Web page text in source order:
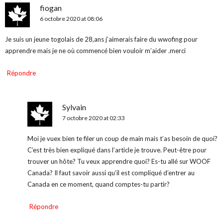
fiogan
6 octobre 2020 at 08:06
Je suis un jeune togolais de 28,ans j’aimerais faire du wwofing pour
apprendre mais je ne où commencé bien vouloir m’aider .merci
Répondre
Sylvain
7 octobre 2020 at 02:33
Moi je vuex bien te filer un coup de main mais t’as besoin de quoi?
C’est très bien expliqué dans l’article je trouve. Peut-être pour
trouver un hôte? Tu veux apprendre quoi? Es-tu allé sur WOOF
Canada? Il faut savoir aussi qu’il est compliqué d’entrer au
Canada en ce moment, quand comptes-tu partir?
Répondre